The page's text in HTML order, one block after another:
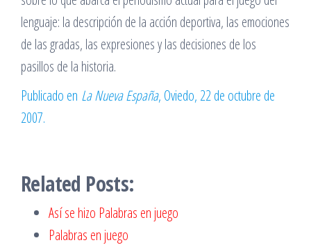
lenguaje: la descripción de la acción deportiva, las emociones
de las gradas, las expresiones y las decisiones de los
pasillos de la historia.
Publicado en La Nueva España, Oviedo, 22 de octubre de
2007.
Related Posts:
Así se hizo Palabras en juego
Palabras en juego